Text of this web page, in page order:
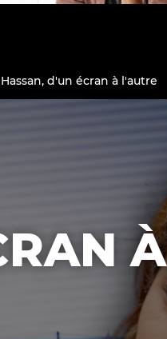
d'un écran à l'autre
À